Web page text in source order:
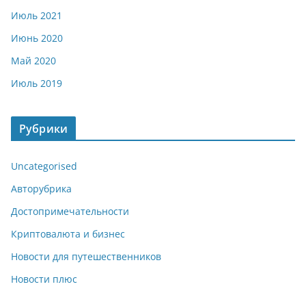
Июль 2021
Июнь 2020
Май 2020
Июль 2019
Рубрики
Uncategorised
Авторубрика
Достопримечательности
Криптовалюта и бизнес
Новости для путешественников
Новости плюс